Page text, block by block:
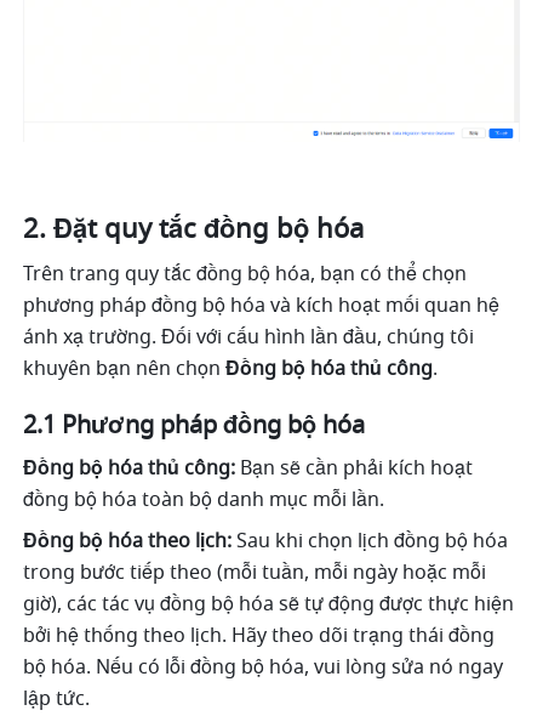
Đặt quy tắc đồng bộ hóa
Trên trang quy tắc đồng bộ hóa, bạn có thể chọn
phương pháp đồng bộ hóa và kích hoạt mối quan hệ
ánh xạ trường. Đối với cấu hình lần đầu, chúng tôi
khuyên bạn nên chọn Đồng bộ hóa thủ công.
2.1 Phương pháp đồng bộ hóa
Đồng bộ hóa thủ công: Bạn sẽ cần phải kích hoạt
đồng bộ hóa toàn bộ danh mục mỗi lần.
Đồng bộ hóa theo lịch: Sau khi chọn lịch đồng bộ hóa
trong bước tiếp theo (mỗi tuần, mỗi ngày hoặc mỗi
giờ), các tác vụ đồng bộ hóa sẽ tự động được thực hiện
bởi hệ thống theo lịch. Hãy theo dõi trạng thái đồng
bộ hóa. Nếu có lỗi đồng bộ hóa, vui lòng sửa nó ngay
lập tức.